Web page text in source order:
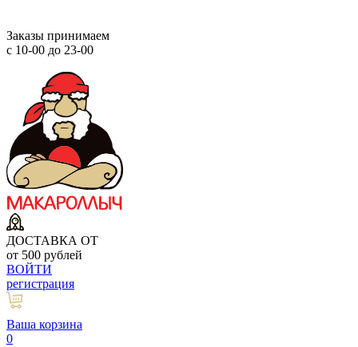
Заказы принимаем
с 10-00 до 23-00
ДОСТАВКА ОТ
от 500 рублей
ВОЙТИ
регистрация
Ваша корзина
0